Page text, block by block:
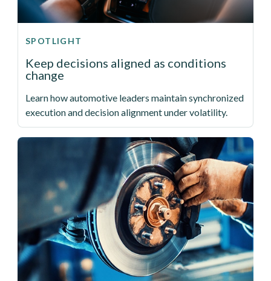
Keep decisions aligned as conditions
change
Learn how automotive leaders maintain synchronized
execution and decision alignment under volatility.
SPOTLIGHT